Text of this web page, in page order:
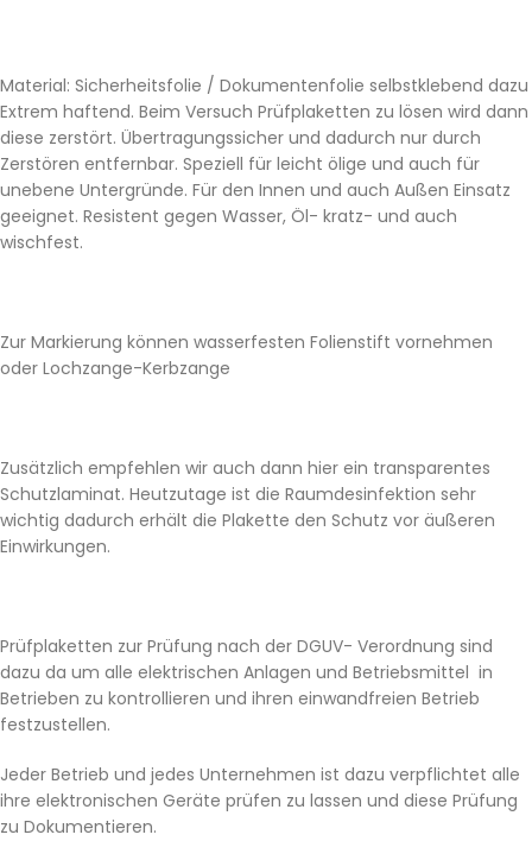
Material: Sicherheitsfolie / Dokumentenfolie selbstklebend dazu
Extrem haftend. Beim Versuch Prüfplaketten zu lösen wird dann
diese zerstört. Übertragungssicher und dadurch nur durch
Zerstören entfernbar. Speziell für leicht ölige und auch für
unebene Untergründe. Für den Innen und auch Außen Einsatz
geeignet. Resistent gegen Wasser, Öl- kratz- und auch
wischfest.
Zur Markierung können wasserfesten Folienstift vornehmen
oder Lochzange-Kerbzange
Zusätzlich empfehlen wir auch dann hier ein transparentes
Schutzlaminat. Heutzutage ist die Raumdesinfektion sehr
wichtig dadurch erhält die Plakette den Schutz vor äußeren
Einwirkungen.
Prüfplaketten zur Prüfung nach der DGUV- Verordnung sind
dazu da um alle elektrischen Anlagen und Betriebsmittel in
Betrieben zu kontrollieren und ihren einwandfreien Betrieb
festzustellen.
Jeder Betrieb und jedes Unternehmen ist dazu verpflichtet alle
ihre elektronischen Geräte prüfen zu lassen und diese Prüfung
zu Dokumentieren.